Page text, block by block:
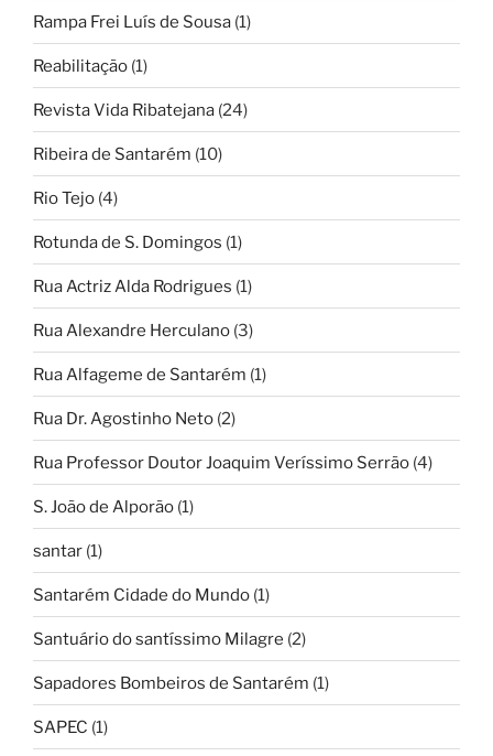
Rampa Frei Luís de Sousa (1)
Reabilitação (1)
Revista Vida Ribatejana (24)
Ribeira de Santarém (10)
Rio Tejo (4)
Rotunda de S. Domingos (1)
Rua Actriz Alda Rodrigues (1)
Rua Alexandre Herculano (3)
Rua Alfageme de Santarém (1)
Rua Dr. Agostinho Neto (2)
Rua Professor Doutor Joaquim Veríssimo Serrão (4)
S. João de Alporão (1)
santar (1)
Santarém Cidade do Mundo (1)
Santuário do santíssimo Milagre (2)
Sapadores Bombeiros de Santarém (1)
SAPEC (1)